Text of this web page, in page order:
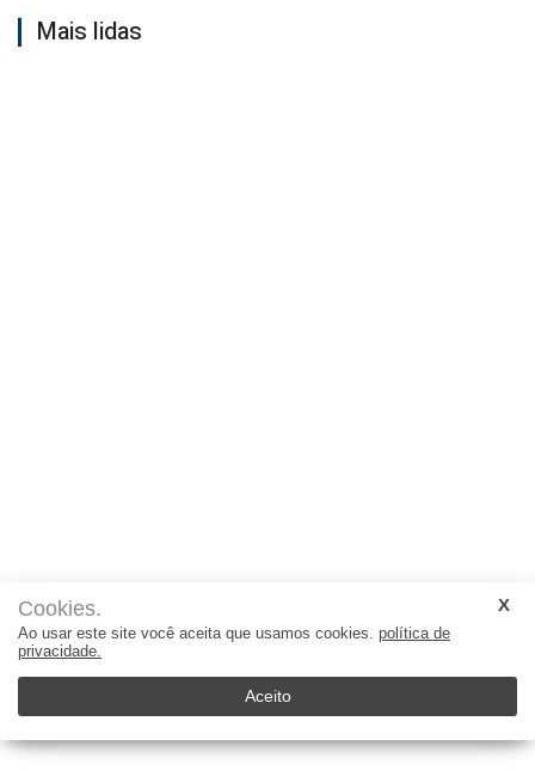
Mais lidas
Cookies.
Ao usar este site você aceita que usamos cookies. política de
privacidade.
Aceito